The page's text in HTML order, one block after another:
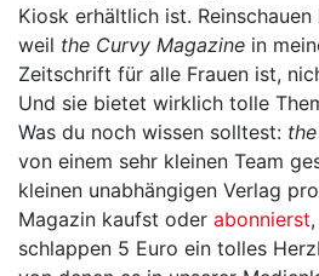
Kiosk erhältlich ist.
weil the Curvy Magazine in
Zeitschrift für alle Frauen ist,
Und sie bietet wirklich tolle
Was du noch wissen solltest:
von einem sehr kleinen Team
kleinen unabhängigen Verlag
Magazin kaufst oder abonnierst
schlappen 5 Euro ein tolles